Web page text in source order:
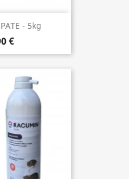
- 5kg
€